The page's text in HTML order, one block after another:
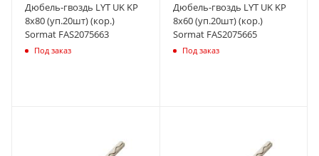
Дюбель-гвоздь LYT UK KP
8х80 (уп.20шт) (кор.)
Sormat FAS2075663
Под заказ
Дюбель-гвоздь LYT UK KP
8х60 (уп.20шт) (кор.)
Sormat FAS2075665
Под заказ